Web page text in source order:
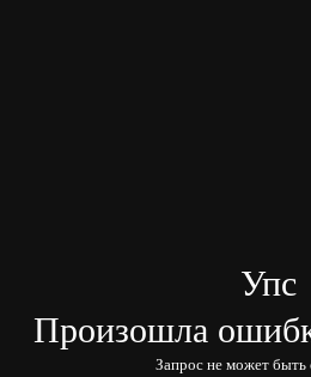
Упс
Произошла
Запрос не может быть